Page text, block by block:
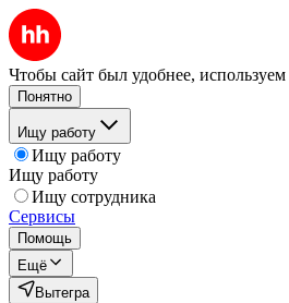
Чтобы сайт был удобнее, используем
Понятно
Ищу работу
Ищу работу
Ищу работу
Ищу сотрудника
Сервисы
Помощь
Ещё
Вытегра